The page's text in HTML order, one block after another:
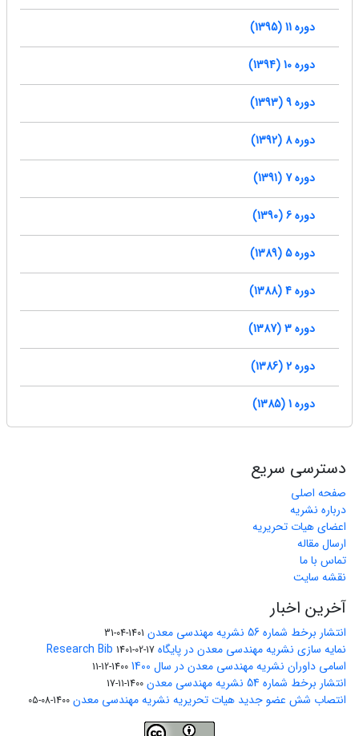
دوره 11 (1395)
دوره 10 (1394)
دوره 9 (1393)
دوره 8 (1392)
دوره 7 (1391)
دوره 6 (1390)
دوره 5 (1389)
دوره 4 (1388)
دوره 3 (1387)
دوره 2 (1386)
دوره 1 (1385)
دسترسی سریع
صفحه اصلی
درباره نشریه
اعضای هیات تحریریه
ارسال مقاله
تماس با ما
نقشه سایت
آخرین اخبار
انتشار برخط شماره 56 نشریه مهندسی معدن 1401-04-31
نمایه سازی نشریه مهندسی معدن در پایگاه Research Bib 1401-02-17
اسامی داوران نشریه مهندسی معدن در سال 1400 1400-12-11
انتشار برخط شماره 54 نشریه مهندسی معدن 1400-11-17
انتصاب شش عضو جدید هیات تحریریه نشریه مهندسی معدن 1400-08-05